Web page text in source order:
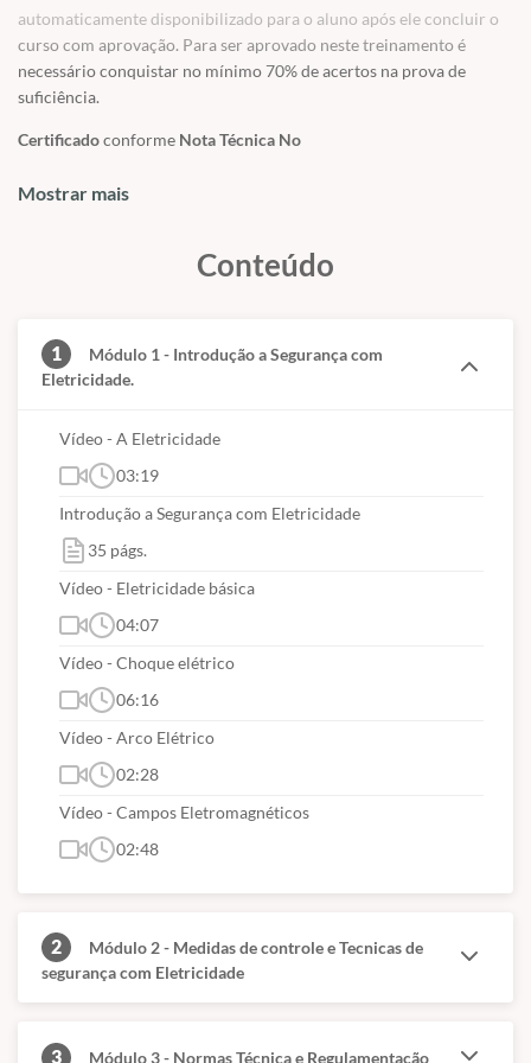
eletricidade;
? Profissionais, Gestores e Consultores de SST.
automaticamente disponibilizado para o aluno após ele concluir o
curso com aprovação. Para ser aprovado neste treinamento é
necessário conquistar no mínimo 70% de acertos na prova de
suficiência.
Certificadoconforme Nota Técnica No
treinamento nas modalidades
Mostrar mais
Conteúdo
1
Módulo 1 - Introdução a Segurança com
Eletricidade.
Vídeo - A Eletricidade
03:19
Introdução a Segurança com Eletricidade
35 págs.
Vídeo - Eletricidade básica
04:07
Vídeo - Choque elétrico
06:16
Vídeo - Arco Elétrico
02:28
Vídeo - Campos Eletromagnéticos
02:48
2
Módulo 2 - Medidas de controle e Tecnicas de
segurança com Eletricidade
3 Módulo 3 - Normas Técnica e Regulamentação